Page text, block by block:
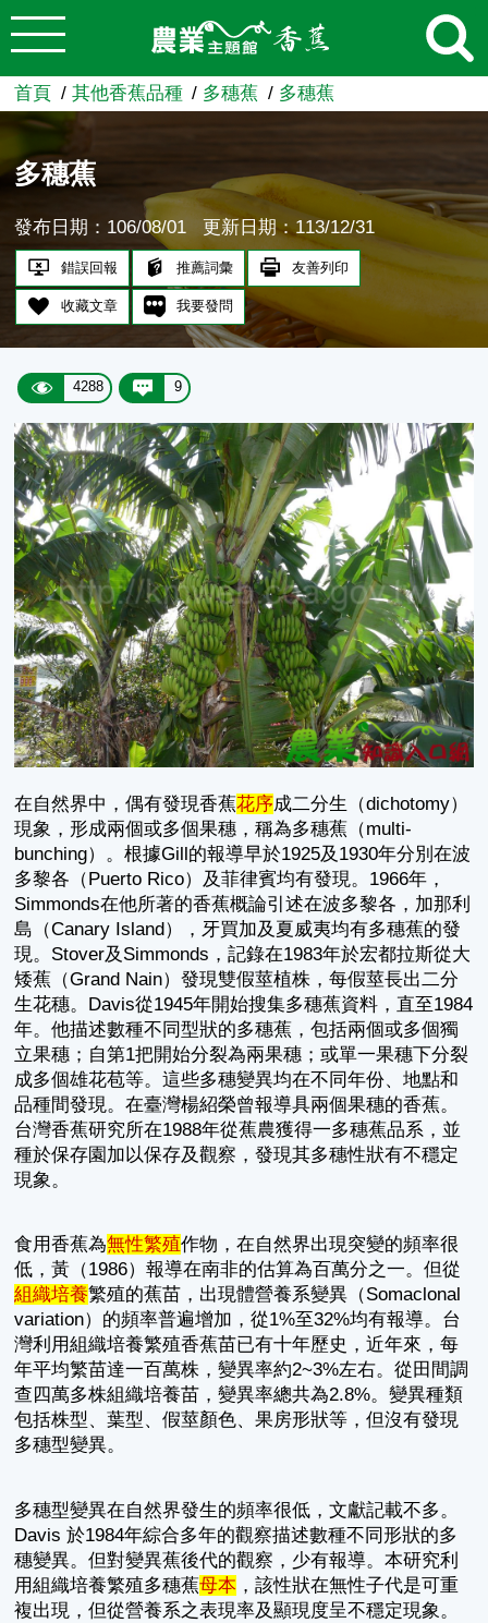
跳到主要內容
農業知識入口網
首頁 其他香蕉品種 多穗蕉 多穗蕉
多穗蕉
發布日期：106/08/01 更新日期：113/12/31
錯誤回報 推薦詞彙 友善列印
收藏文章 我要發問
4288 9
在自然界中，偶有發現香蕉花序成二分生（dichotomy）
現象，形成兩個或多個果穗，稱為多穗蕉（multi-
bunching）。根據Gill的報導早於1925及1930年分別在波
多黎各（Puerto Rico）及菲律賓均有發現。1966年，
Simmonds在他所著的香蕉概論引述在波多黎各，加那利
島（Canary Island），牙買加及夏威夷均有多穗蕉的發
現。Stover及Simmonds，記錄在1983年於宏都拉斯從大
矮蕉（Grand Nain）發現雙假莖植株，每假莖長出二分
生花穗。Davis從1945年開始搜集多穗蕉資料，直至1984
年。他描述數種不同型狀的多穗蕉，包括兩個或多個獨
立果穗；自第1把開始分裂為兩果穗；或單一果穗下分裂
成多個雄花苞等。這些多穗變異均在不同年份、地點和
品種間發現。在臺灣楊紹榮曾報導具兩個果穗的香蕉。
台灣香蕉研究所在1988年從蕉農獲得一多穗蕉品系，並
種於保存園加以保存及觀察，發現其多穗性狀有不穩定
現象。
食用香蕉為無性繁殖作物，在自然界出現突變的頻率很
低，黃（1986）報導在南非的估算為百萬分之一。但從
組織培養繁殖的蕉苗，出現體營養系變異（Somaclonal
variation）的頻率普遍增加，從1%至32%均有報導。台
灣利用組織培養繁殖香蕉苗已有十年歷史，近年來，每
年平均繁苗達一百萬株，變異率約2~3%左右。從田間調
查四萬多株組織培養苗，變異率總共為2.8%。變異種類
包括株型、葉型、假莖顏色、果房形狀等，但沒有發現
多穗型變異。
多穗型變異在自然界發生的頻率很低，文獻記載不多。
Davis 於1984年綜合多年的觀察描述數種不同形狀的多
穗變異。但對變異蕉後代的觀察，少有報導。本研究利
用組織培養繁殖多穗蕉母本 ，該性狀在無性子代是可重
複出現，但從營養系之表現率及顯現度呈不穩定現象。